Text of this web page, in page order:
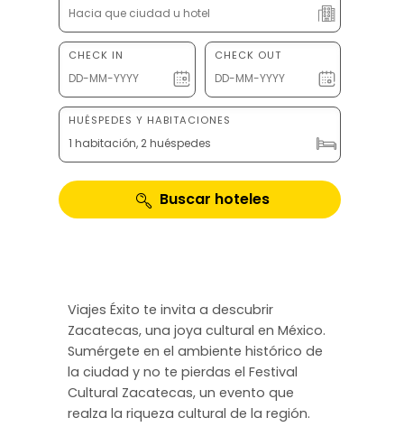
CHECK IN CHECK OUT
HUÉSPEDES Y HABITACIONES
1 habitación, 2 huéspedes
Buscar hoteles
Viajes Éxito te invita a descubrir
Zacatecas, una joya cultural en México.
Sumérgete en el ambiente histórico de
la ciudad y no te pierdas el Festival
Cultural Zacatecas, un evento que
realza la riqueza cultural de la región.